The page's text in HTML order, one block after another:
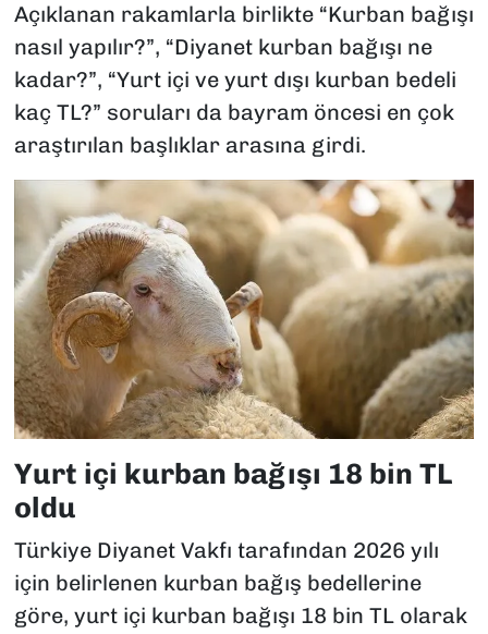
Açıklanan rakamlarla birlikte “Kurban bağışı
nasıl yapılır?”, “Diyanet kurban bağışı ne
kadar?”, “Yurt içi ve yurt dışı kurban bedeli
kaç TL?” soruları da bayram öncesi en çok
araştırılan başlıklar arasına girdi.
Yurt içi kurban bağışı 18 bin TL
oldu
Türkiye Diyanet Vakfı tarafından 2026 yılı
için belirlenen kurban bağış bedellerine
göre, yurt içi kurban bağışı 18 bin TL olarak